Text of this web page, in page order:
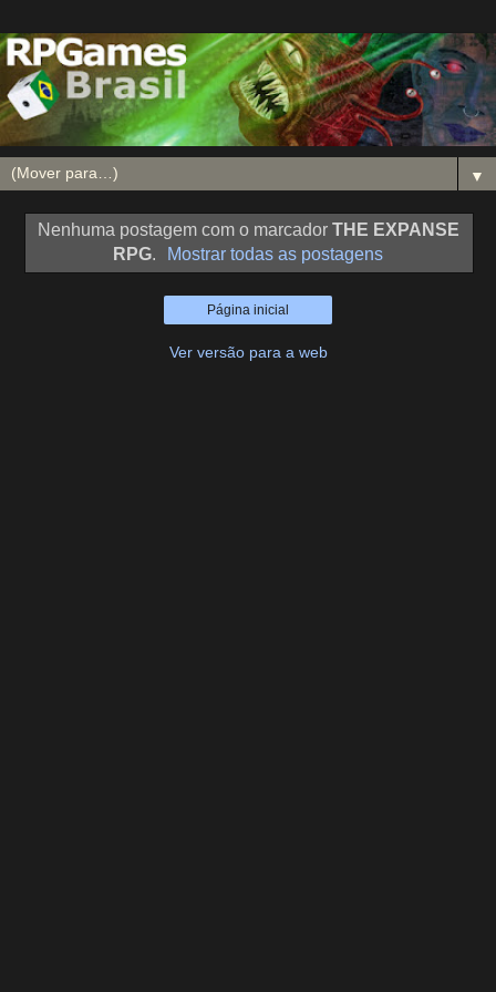
▼
Nenhuma postagem com o marcador THE EXPANSE
RPG. Mostrar todas as postagens
Página inicial
Ver versão para a web